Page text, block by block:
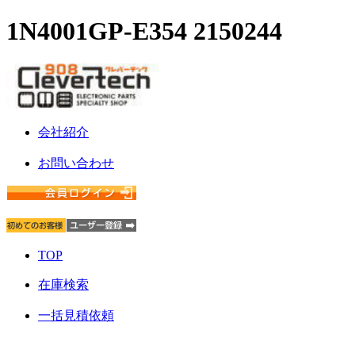
1N4001GP-E354 2150244
会社紹介
お問い合わせ
TOP
在庫検索
一括見積依頼